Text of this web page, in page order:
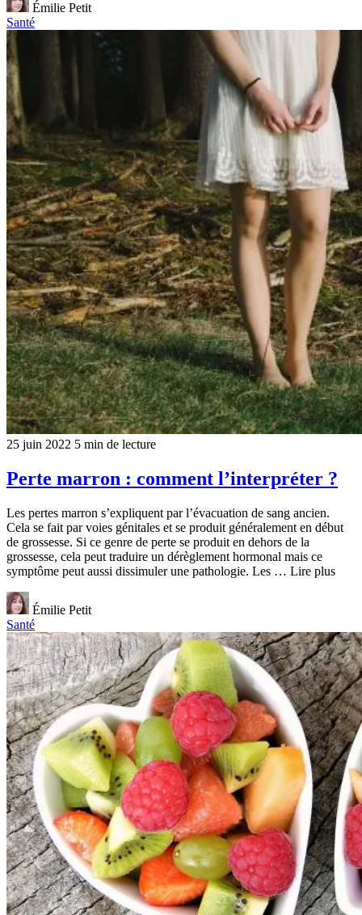
Émilie Petit
Santé
25 juin 2022 5 min de lecture
Perte marron : comment l’interpréter ?
Les pertes marron s’expliquent par l’évacuation de sang ancien.
Cela se fait par voies génitales et se produit généralement en début
de grossesse. Si ce genre de perte se produit en dehors de la
grossesse, cela peut traduire un dérèglement hormonal mais ce
symptôme peut aussi dissimuler une pathologie. Les … Lire plus
Émilie Petit
Santé